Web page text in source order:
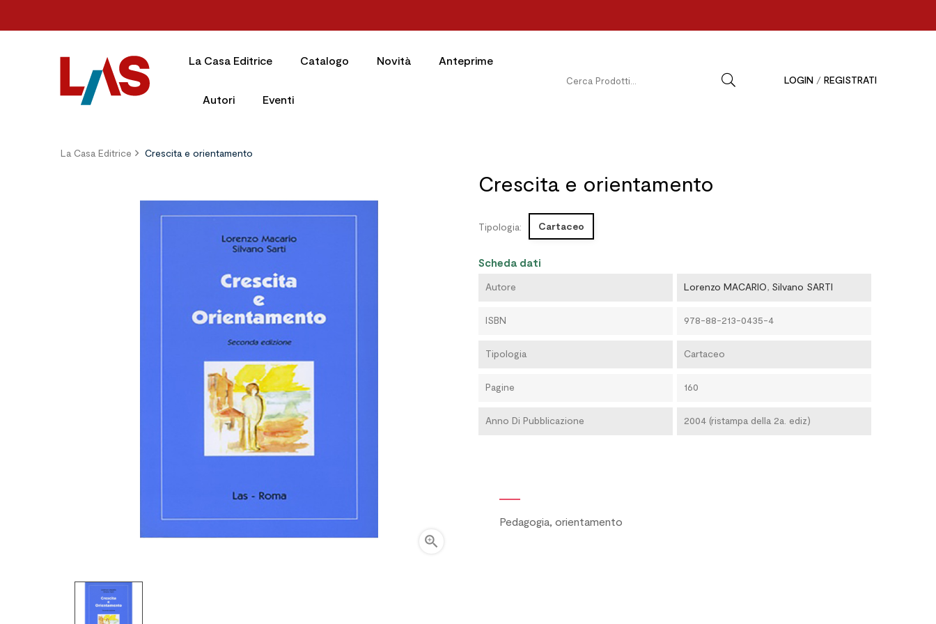
La Casa Editrice Catalogo Novità Anteprime
Autori Eventi
LOGIN / REGISTRATI
La Casa Editrice Crescita e orientamento

Crescita e orientamento
Tipologia: Cartaceo
Scheda dati
Autore Lorenzo MACARIO, Silvano SARTI
ISBN 978-88-213-0435-4
Tipologia Cartaceo
Pagine 160
Anno Di Pubblicazione 2004 (ristampa della 2a. ediz)
Pedagogia, orientamento